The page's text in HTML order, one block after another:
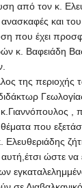
από τον κ.
και
που έχει
κ. Βαφειάδη
της
,
που
ώστε να